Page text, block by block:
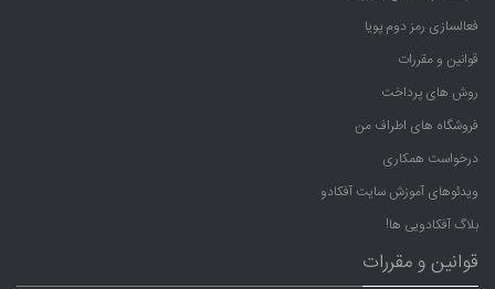
فعالسازی رمز دوم پویا
قوانین و مقررات
روش های پرداخت
فروشگاه های اطراف من
درخواست همکاری
ویدئوهای آموزش سایت آفکادو
بلاگ آفکادویی ها!
قوانین و مقررات